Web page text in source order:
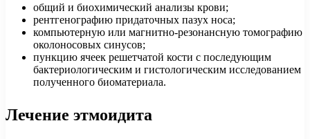
общий и биохимический анализы крови;
рентгенографию придаточных пазух носа;
компьютерную или магнитно-резонансную томографию
околоносовых синусов;
пункцию ячеек решетчатой кости с последующим
бактериологическим и гистологическим исследованием
полученного биоматериала.
Лечение этмоидита